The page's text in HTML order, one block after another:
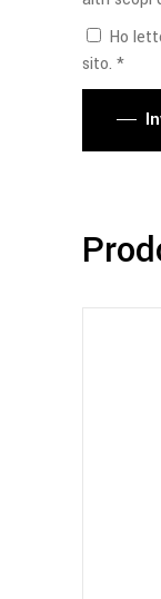
Ho
sito. *